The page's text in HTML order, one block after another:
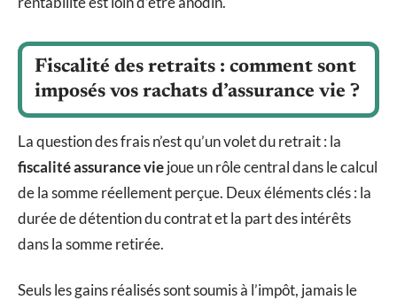
Fiscalité des retraits : comment sont
imposés vos rachats d’assurance vie ?
La question des frais n’est qu’un volet du retrait : la
fiscalité assurance viejoue un rôle central dans le calcul
de la somme réellement perçue. Deux éléments clés : la
durée de détention du contrat et la part des intérêts
dans la somme retirée.
Seuls les gains réalisés sont soumis à l’impôt, jamais le